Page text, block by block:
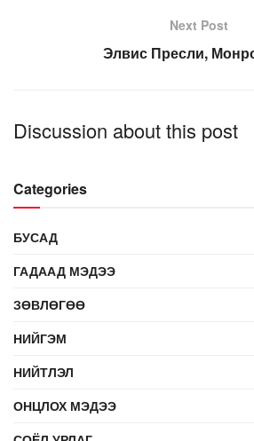
Next Post
Элвис Пресли,
Discussion about this post
Categories
БУСАД
ГАДААД МЭДЭЭ
ЗӨВЛӨГӨӨ
НИЙГЭМ
НИЙТЛЭЛ
ОНЦЛОХ МЭДЭЭ